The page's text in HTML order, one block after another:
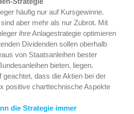
häufig nur auf Kursgewinne.
aber mehr als nur Zubrot. Mit
ihre Anlagestrategie optimieren
Dividenden sollen oberhalb
von Staatsanleihen bester
bieten, liegen.
dass die Aktien bei der
positive charttechnische Aspekte
die Strategie immer